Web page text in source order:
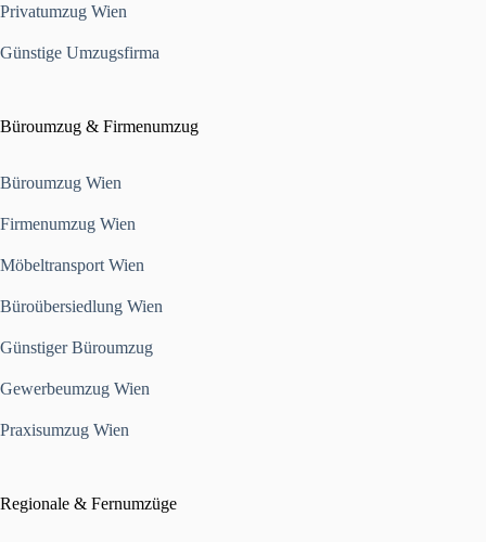
Privatumzug Wien
Günstige Umzugsfirma
Büroumzug & Firmenumzug
Büroumzug Wien
Firmenumzug Wien
Möbeltransport Wien
Büroübersiedlung Wien
Günstiger Büroumzug
Gewerbeumzug Wien
Praxisumzug Wien
Regionale & Fernumzüge